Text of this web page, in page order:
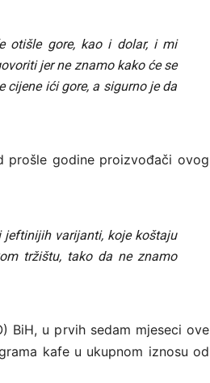
otišle gore, kao i dolar, i mi
jer ne znamo kako će se
cijene ići gore, a sigurno je da
prošle godine proizvođači ovog
jeftinijih varijanti, koje koštaju
tržištu, tako da ne znamo
BiH, u prvih sedam mjeseci ove
kafe u ukupnom iznosu od